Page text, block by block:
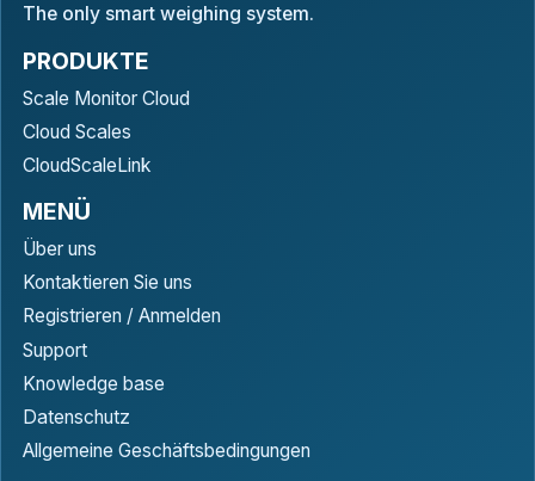
The only smart weighing system.
PRODUKTE
Scale Monitor Cloud
Cloud Scales
CloudScaleLink
MENÜ
Über uns
Kontaktieren Sie uns
Registrieren / Anmelden
Support
Knowledge base
Datenschutz
Allgemeine Geschäftsbedingungen